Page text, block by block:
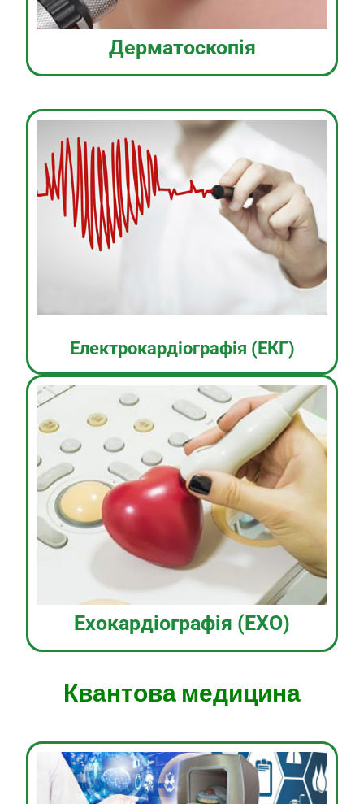
Дерматоскопія
Електрокардіографія (ЕКГ)
Ехокардіографія (ЕХО)
Квантова медицина